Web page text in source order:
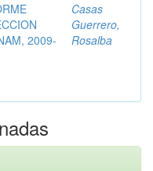
2009-
Casas
Guerrero,
Rosalba